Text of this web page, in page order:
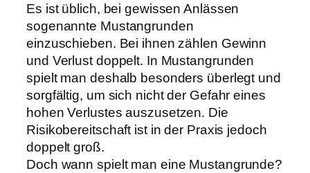
Es ist üblich, bei gewissen Anlässen
sogenannte Mustangrunden
einzuschieben. Bei ihnen zählen Gewinn
und Verlust doppelt. In Mustangrunden
spielt man deshalb besonders überlegt und
sorgfältig, um sich nicht der Gefahr eines
hohen Verlustes auszusetzen. Die
Risikobereitschaft ist in der Praxis jedoch
doppelt groß.
Doch wann spielt man eine Mustangrunde?